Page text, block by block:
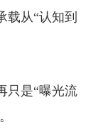
载从“认知到
是“曝光流